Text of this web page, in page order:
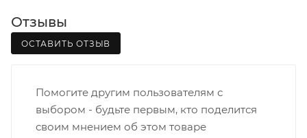
• Щорса – Ульяновская
Доставка в Нововятский р-он, Коминтерн, Костино и
индивидуальном порядке.
В случае непредвиденных обстоятельств,
Отзывы
ОСТАВИТЬ ОТЗЫВ
Помогите другим пользователям с
выбором - будьте первым, кто поделится
своим мнением об этом товаре